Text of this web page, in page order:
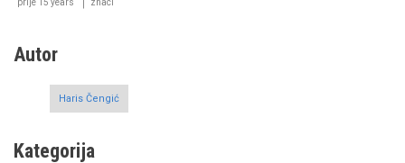
prije 15 years znaci
Autor
Haris Čengić
Kategorija